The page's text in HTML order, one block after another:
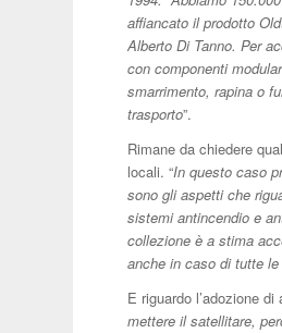
affiancato il prodotto
Alberto Di Tanno. Per
con componenti
smarrimento, rapina o
trasporto”.
Rimane da chiedere
locali. “In questo caso
sono gli aspetti che
sistemi antincendio e
collezione è a stima
anche in caso di tutte
E riguardo l’adozione
mettere il satellitare,